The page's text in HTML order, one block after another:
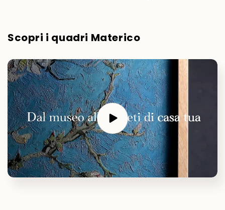
Scopri i quadri Materico